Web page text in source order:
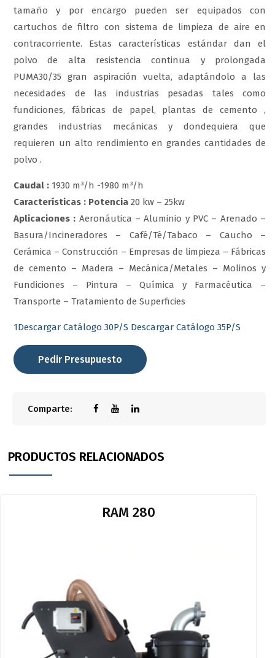
tamaño y por encargo pueden ser equipados con
cartuchos de filtro con sistema de limpieza de aire en
contracorriente. Estas características estándar dan el
polvo de alta resistencia continua y prolongada
PUMA30/35 gran aspiración vuelta, adaptándolo a las
necesidades de las industrias pesadas tales como
fundiciones, fábricas de papel, plantas de cemento ,
grandes industrias mecánicas y dondequiera que
requieren un alto rendimiento en grandes cantidades de
polvo .
Caudal : 1930 m³/h -1980 m³/h
Características : Potencia 20 kw – 25kw
Aplicaciones : Aeronáutica – Aluminio y PVC – Arenado –
Basura/Incineradores – Café/Té/Tabaco – Caucho –
Cerámica – Construcción – Empresas de limpieza – Fábricas
de cemento – Madera – Mecánica/Metales – Molinos y
Fundiciones – Pintura – Química y Farmacéutica –
Transporte – Tratamiento de Superficies
1Descargar Catálogo 30P/S Descargar Catálogo 35P/S
Pedir Presupuesto
Comparte:
PRODUCTOS RELACIONADOS
RAM 280